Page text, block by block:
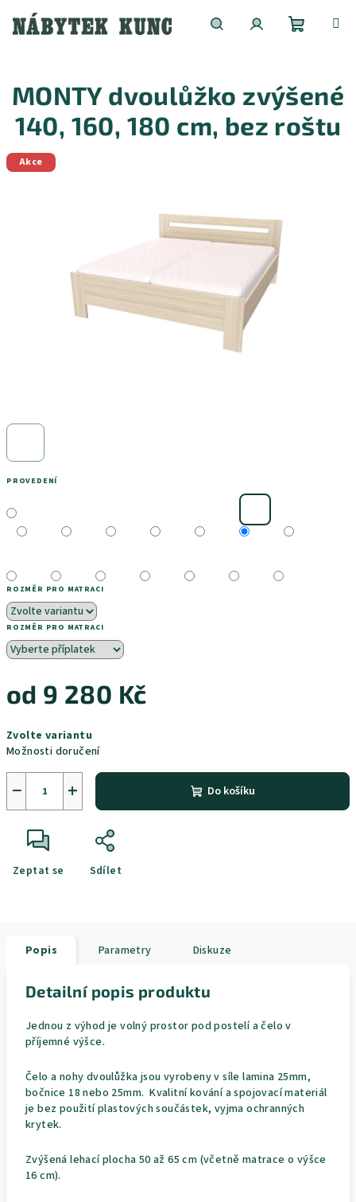
obsah
košík
PROVEDENÍ
ROZMĚR PRO MATRACI
ROZMĚR PRO MATRACI
od 9 280 Kč
cena:
Zvolte variantu
Možnosti doručení
+
− Do košíku
Zeptat se Sdílet
MONTY dvoulůžko zvýšené
140, 160, 180 cm, bez roštu
Akce
Popis Parametry Diskuze
Detailní popis produktu
Jednou z výhod je volný prostor pod postelí a čelo v
příjemné výšce.
Čelo a nohy dvoulůžka jsou vyrobeny v síle lamina 25mm,
bočnice 18 nebo 25mm. Kvalitní kování a spojovací materiál
je bez použití plastových součástek, vyjma ochranných
krytek.
Zvýšená lehací plocha 50 až 65 cm (včetně matrace o výšce
16 cm).